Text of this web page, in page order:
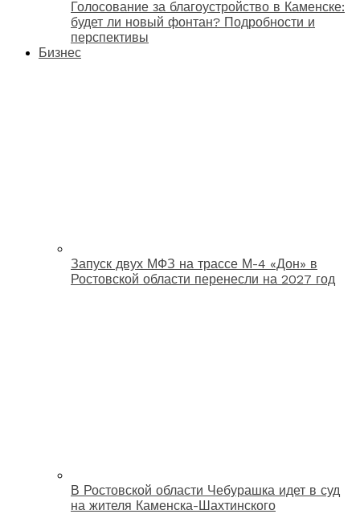
Голосование за благоустройство в Каменске:
будет ли новый фонтан? Подробности и
перспективы
Бизнес
Запуск двух МФЗ на трассе М-4 «Дон» в
Ростовской области перенесли на 2027 год
В Ростовской области Чебурашка идет в суд
на жителя Каменска-Шахтинского